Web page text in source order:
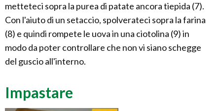
metteteci sopra la purea di patate ancora tiepida (7).
Con l'aiuto di un setaccio, spolverateci sopra la farina
(8) e quindi rompete le uova in una ciotolina (9) in
modo da poter controllare che non vi siano schegge
del guscio all'interno.
Impastare